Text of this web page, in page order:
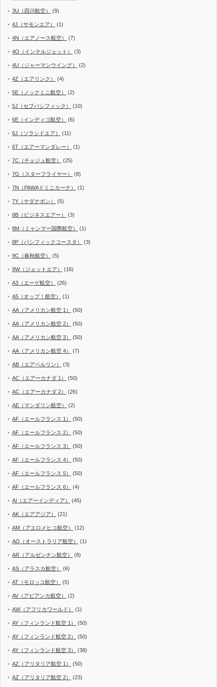
3U（四川航空） (9)
4J（サモンエア） (1)
4N（エアノース航空） (7)
4O（インテルジェット） (3)
4U（ジャーマンウイング） (2)
4Z（エアリンク） (4)
5E（ノックミニ航空） (2)
5J（セブパシフィック） (10)
6E（インディゴ航空） (6)
6J（ソラシドエア） (11)
6T（エアーマンダレー） (1)
7C（チェジュ航空） (25)
7G（スターフライヤー） (8)
7N（PAWAドミニカーナ） (1)
7Y（ヤダナポン） (5)
8B（ビジネスエアー） (3)
8M（ミャンマー国際航空） (1)
8P（パシフィックコースタ） (3)
9C（春秋航空） (5)
9W（ジェットエア） (16)
A3（エーゲ航空） (26)
A5（オップ！航空） (1)
AA（アメリカン航空 1） (50)
AA（アメリカン航空 2） (50)
AA（アメリカン航空 3） (50)
AA（アメリカン航空 4） (7)
AB（エアベルリン） (3)
AC（エアーカナダ 1） (50)
AC（エアーカナダ 2） (26)
AE（マンダリン航空） (2)
AF（エールフランス 1） (50)
AF（エールフランス 2） (50)
AF（エールフランス 3） (50)
AF（エールフランス 4） (50)
AF（エールフランス 5） (50)
AF（エールフランス 6） (4)
AI（エアーインディア） (45)
AK（エアアジア） (21)
AM（アエロメヒコ航空） (12)
AO（オーストラリア航空） (1)
AR（アルゼンチン航空） (8)
AS（アラスカ航空） (6)
AT（モロッコ航空） (5)
AV（アビアンカ航空） (2)
AW（アフリカワールド） (1)
AY（フィンランド航空 1） (50)
AY（フィンランド航空 2） (50)
AY（フィンランド航空 3） (38)
AZ（アリタリア航空 1） (50)
AZ（アリタリア航空 2） (23)